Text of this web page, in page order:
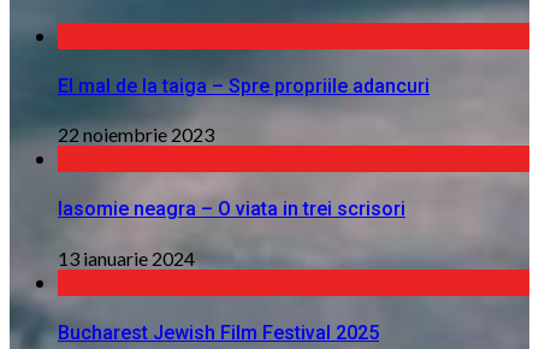
El mal de la taiga – Spre propriile adancuri
22 noiembrie 2023
Iasomie neagra – O viata in trei scrisori
13 ianuarie 2024
Bucharest Jewish Film Festival 2025